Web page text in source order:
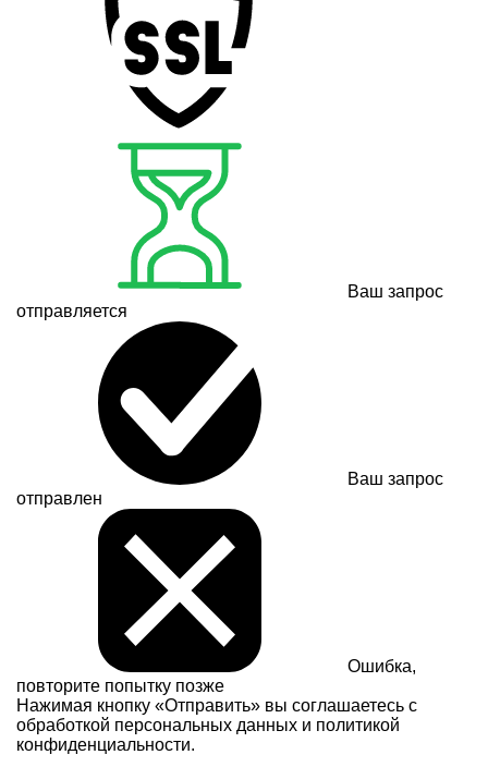
Ваш запрос
отправляется
Ваш запрос
отправлен
Ошибка,
повторите попытку позже
Нажимая кнопку «Отправить» вы соглашаетесь с
обработкой персональных данных и политикой
конфиденциальности.